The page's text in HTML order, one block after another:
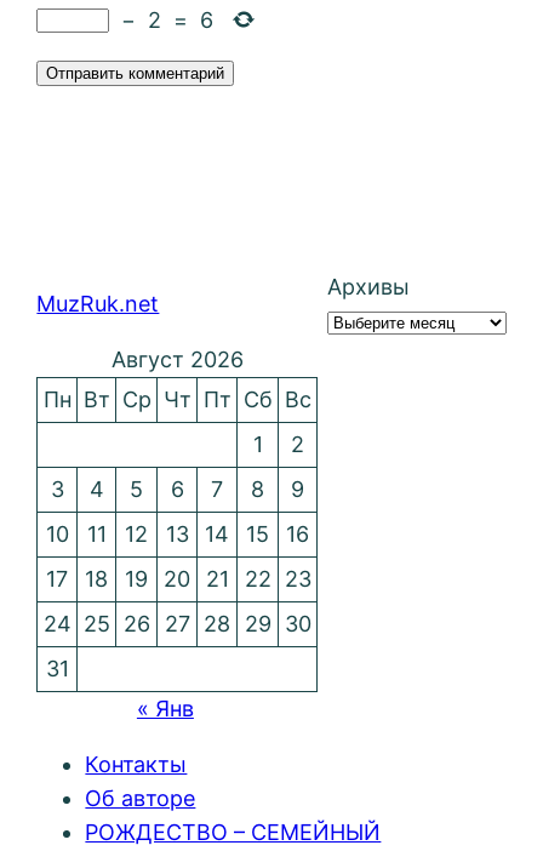
−
2 = 6
MuzRuk.net
Архивы
Август 2026
Пн Вт Ср Чт Пт Сб Вс
1
2
3
4 5 6 7 8
9
10
11 12 13 14 15
16
17
18 19 20 21 22
23
24 25 26 27 28 29
30
31
« Янв
Контакты
Об авторе
РОЖДЕСТВО – СЕМЕЙНЫЙ